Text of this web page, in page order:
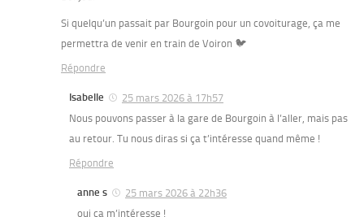
Si quelqu’un passait par Bourgoin pour un covoiturage, ça me
permettra de venir en train de Voiron 🐦
Répondre
Isabelle
25 mars 2026 à 17h57
Nous pouvons passer à la gare de Bourgoin à l’aller, mais pas
au retour. Tu nous diras si ça t’intéresse quand même !
Répondre
anne s
25 mars 2026 à 22h36
oui ça m’intéresse !